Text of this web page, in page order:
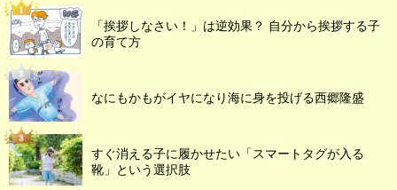
「挨拶しなさい！」は逆効果？ 自分から挨拶する子
の育て方
なにもかもがイヤになり海に身を投げる西郷隆盛
すぐ消える子に履かせたい「スマートタグが入る
靴」という選択肢